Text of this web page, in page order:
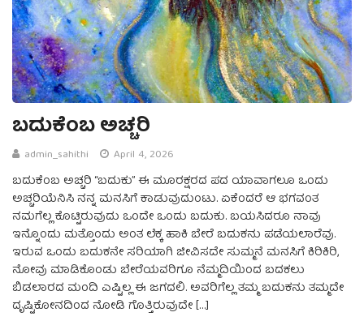
ಬದುಕೆಂಬ ಅಚ್ಚರಿ
admin_sahithi April 4, 2026
ಬದುಕೆಂಬ ಅಚ್ಚರಿ “ಬದುಕು” ಈ ಮೂರಕ್ಷರದ ಪದ ಯಾವಾಗಲೂ ಒಂದು
ಅಚ್ಚರಿಯೆನಿಸಿ ನನ್ನ ಮನಸಿಗೆ ಕಾಡುವುದುಂಟು. ಏಕೆಂದರೆ ಆ ಭಗವಂತ
ನಮಗೆಲ್ಲ ಕೊಟ್ಟಿರುವುದು ಒಂದೇ ಒಂದು ಬದುಕು. ಬಯಸಿದರೂ ನಾವು
ಇನ್ನೊಂದು ಮತ್ತೊಂದು ಅಂತ ಲೆಕ್ಕ ಹಾಕಿ ಬೇರೆ ಬದುಕನು ಪಡೆಯಲಾರೆವು.
ಇರುವ ಒಂದು ಬದುಕನೇ ಸರಿಯಾಗಿ ಜೀವಿಸದೇ ಸುಮ್ಮನೆ ಮನಸಿಗೆ ಕಿರಿಕಿರಿ,
ನೋವು ಮಾಡಿಕೊಂಡು ಬೇರೆಯವರಿಗೂ ನೆಮ್ಮದಿಯಿಂದ ಬದಕಲು
ಬಿಡಲಾರದ ಮಂದಿ ಎಷ್ಟಿಲ್ಲ ಈ ಜಗದಲಿ. ಅವರಿಗೆಲ್ಲ ತಮ್ಮ ಬದುಕನು ತಮ್ಮದೇ
ದೃಷ್ಟಿಕೋನದಿಂದ ನೋಡಿ ಗೊತ್ತಿರುವುದೇ […]